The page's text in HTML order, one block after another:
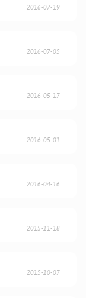
2016-07-19
2016-07-05
2016-05-17
2016-05-01
2016-04-16
2015-11-18
2015-10-07